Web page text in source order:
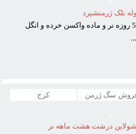
بلک ژرمنشپرد
ژرمن نر و ماده 50 روزه نر و ماده واکسن خرده و انگل
سگ ژرمن کرج
درشت هشت ماهه نر